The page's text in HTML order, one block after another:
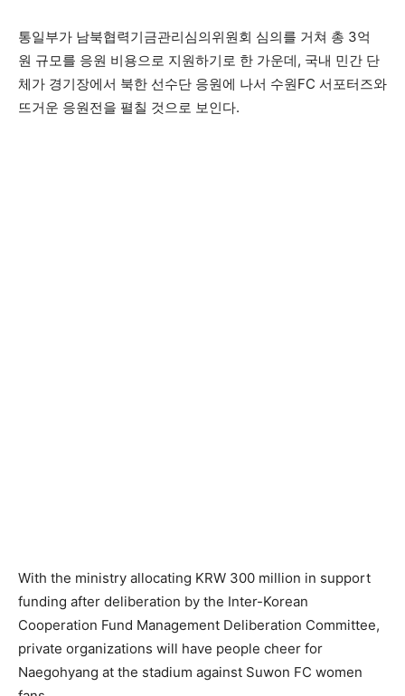
통일부가 남북협력기금관리심의위원회 심의를 거쳐 총 3억
원 규모를 응원 비용으로 지원하기로 한 가운데, 국내 민간 단
체가 경기장에서 북한 선수단 응원에 나서 수원FC 서포터즈와
뜨거운 응원전을 펼칠 것으로 보인다.
With the ministry allocating KRW 300 million in support
funding after deliberation by the Inter-Korean
Cooperation Fund Management Deliberation Committee,
private organizations will have people cheer for
Naegohyang at the stadium against Suwon FC women